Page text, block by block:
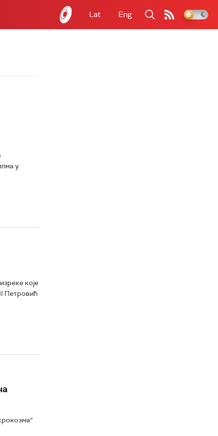
Lat Eng
у
које
Петровић